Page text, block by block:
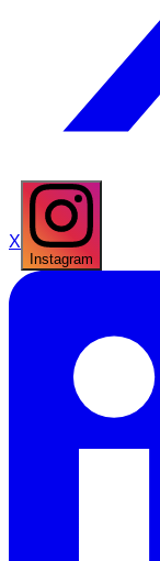
X
Instagram